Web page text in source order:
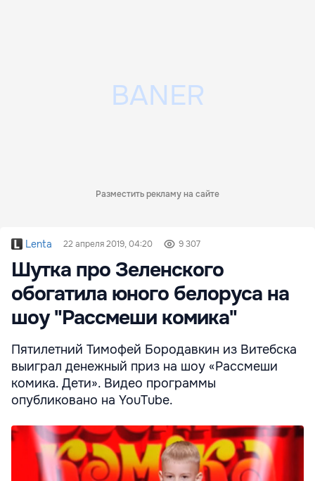
Разместить рекламу на сайте
Lenta 22 апреля 2019, 04:20 9 307
Шутка про Зеленского
обогатила юного белоруса на
шоу "Рассмеши комика"
Пятилетний Тимофей Бородавкин из Витебска
выиграл денежный приз на шоу «Рассмеши
комика. Дети». Видео программы
опубликовано на YouTube.